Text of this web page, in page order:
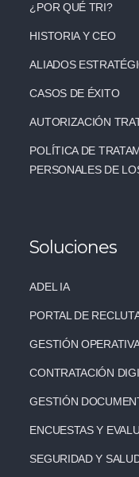
¿POR QUÉ TRI?
HISTORIA Y CEO
ALIADOS
CASOS DE ÉXITO
AUTORIZACIÓN
POLÍTICA DE
PERSONALES DE
Soluciones
ADEL IA
PORTAL DE
GESTIÓN
CONTRATACIÓN
GESTIÓN
ENCUESTAS Y
SEGURIDAD Y